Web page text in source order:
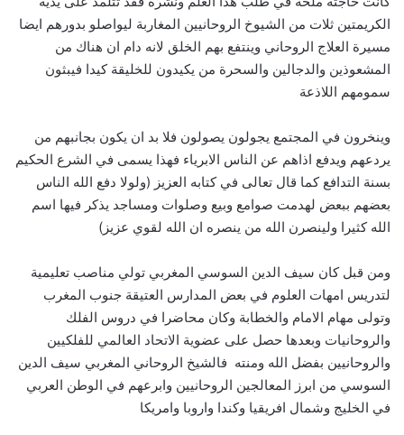
الكريمتين ثلات من الشيوخ الروحانيين المغاربة ليواصلو بدورهم ايضا
مسيرة العلاج الروحاني وينتفع بهم الخلق لانه دام ان هناك من
المشعوذين والدجالين والسحرة من يكيدون للخليقة كيدا فيبثون
سمومهم اللاذعة
وينخرون في المجتمع يجولون يصولون فلا بد ان يكون بجانبهم من
يردعهم ويدفع اذاهم عن الناس الابرياء فهذا يسمى في الشرع الحكيم
بسنة التدافع كما قال تعالى في كتابه العزيز (ولولا دفع الله الناس
بعضهم ببعض لهدمت صوامع وبيع وصلوات ومساجد يذكر فيها اسم
الله كثيرا ولينصرن الله من ينصره ان الله لقوي عزيز)
ومن قبل كان سيف الدين السوسي المغربي تولي مناصب تعليمية
لتدريس امهات العلوم في بعض المدارس العتيقة جنوب المغرب
وتولى مهام الامام والخطابة وكان محاضرا في دروس الفلك
والروحانيات وبعدها حصل على عضوية الاتحاد العالمي للفلكيين
والروحانيين بفضل الله ومنته فالشيخ الروحاني المغربي سيف الدين
السوسي من ابرز المعالجين الروحانيين وابرعهم في الوطن العربي
في الخليج وشمال افريقيا وكندا واروبا وامريكا